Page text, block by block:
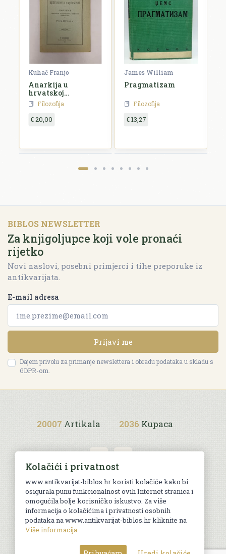
Kuhač Franjo
Anarkija u
hrvatskoj
književnosti i
umjetnosti
Filozofija
€ 20,00
James William
Pragmatizam
Filozofija
€ 13,27
BIBLOS NEWSLETTER
Za knjigoljupce koji vole pronaći
rijetko
Novi naslovi, posebni primjerci i tihe preporuke iz
antikvarijata.
E-mail adresa
Prijavi me
Dajem privolu za primanje newslettera i obradu podataka u skladu s
GDPR-om.
20007 Artikala 2036 Kupaca
Uvjeti kupnje
© Sva prava pridržana. Web by
Kolačići i privatnost
www.antikvarijat-biblos.hr koristi kolačiće kako bi
osigurala punu funkcionalnost ovih Internet stranica i
omogućila bolje korisničko iskustvo. Za više
informacija o kolačićima i privatnosti osobnih
podataka na www.antikvarijat-biblos.hr kliknite na
Više informacija